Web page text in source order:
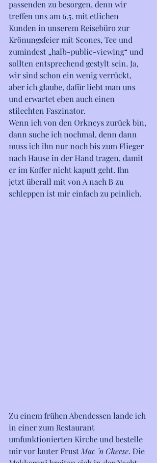
passenden zu besorgen, denn wir
treffen uns am 6.5. mit etlichen
Kunden in unserem Reisebüro zur
Krönungsfeier mit Scones, Tee und
zumindest „halb-public-viewing“ und
sollten entsprechend gestylt sein. Ja,
wir sind schon ein wenig verrückt,
aber ich glaube, dafür liebt man uns
und erwartet eben auch einen
stilechten Faszinator.
Wenn ich von den Orkneys zurück bin,
dann suche ich nochmal, denn dann
muss ich ihn nur noch bis zum Flieger
nach Hause in der Hand tragen, damit
er im Koffer nicht kaputt geht. Ihn
jetzt überall mit von A nach B zu
schleppen ist mir einfach zu peinlich.
Zu einem frühen Abendessen lande ich
in einer zum Restaurant
umfunktionierten Kirche und bestelle
mir vor lauter Frust Mac ´n Cheese. Die